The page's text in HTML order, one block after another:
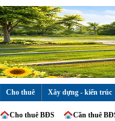
Cho thuê Xây dựng - kiến trúc
Cho thuê BĐS Cần thuê